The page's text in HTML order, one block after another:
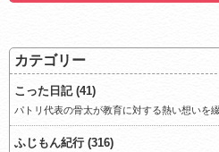
カテゴリー
こった日記 (41)
パトリ代表の骨太が教育に対する熱い想いを
ふじもん紀行 (316)